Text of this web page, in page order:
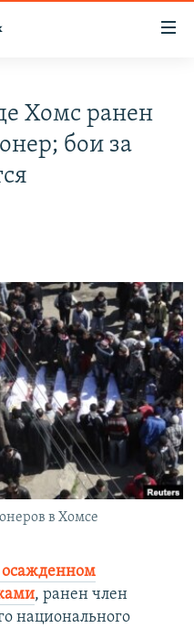
Хомс ранен
бои за
в Хомсе
осажденном
, ранен член
национального